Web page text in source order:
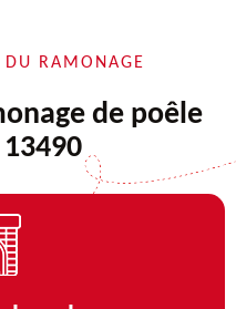
DU RAMONAGE
de poêle